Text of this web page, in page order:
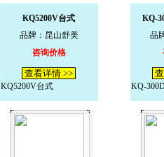
KQ5200V台式
品牌：昆山舒美
咨询价格
查看详情 >>
KQ5200V台式
KQ-
品
KQ-